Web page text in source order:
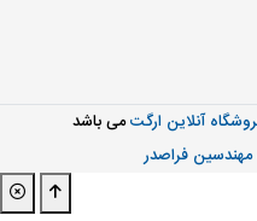
آنلاین ارگتمی باشد
مهندسین فراصدر